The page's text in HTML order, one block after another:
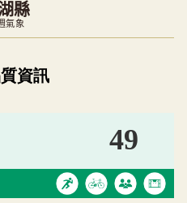
縣
氣象
視覺預覽，完整即時空